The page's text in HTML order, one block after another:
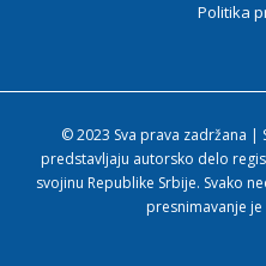
Politika
© 2023 Sva prava zadržana
predstavljaju autorsko delo
svojinu Republike Srbije. Svako
presnimavanje